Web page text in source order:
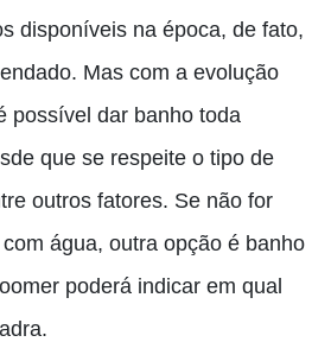
disponíveis na época, de fato,
Mas com a evolução
possível dar banho toda
que se respeite o tipo de
outros fatores. Se não for
água, outra opção é banho
poderá indicar em qual